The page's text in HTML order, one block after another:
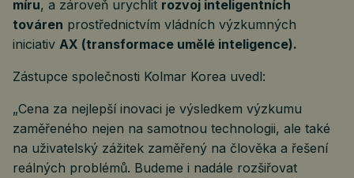
míru, a zároveň urychlit rozvoj inteligentních
továren prostřednictvím vládních výzkumných
iniciativ AX (transformace umělé inteligence).
Zástupce společnosti Kolmar Korea uvedl:
„Cena za nejlepší inovaci je výsledkem výzkumu
zaměřeného nejen na samotnou technologii, ale také
na uživatelský zážitek zaměřený na člověka a řešení
reálných problémů. Budeme i nadále rozšiřovat